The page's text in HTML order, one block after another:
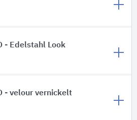
- Edelstahl Look
- velour vernickelt